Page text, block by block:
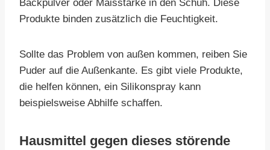
Backpulver oder Maisstärke in den Schuh. Diese
Produkte binden zusätzlich die Feuchtigkeit.
Sollte das Problem von außen kommen, reiben Sie
Puder auf die Außenkante. Es gibt viele Produkte,
die helfen können, ein Silikonspray kann
beispielsweise Abhilfe schaffen.
Hausmittel gegen dieses störende